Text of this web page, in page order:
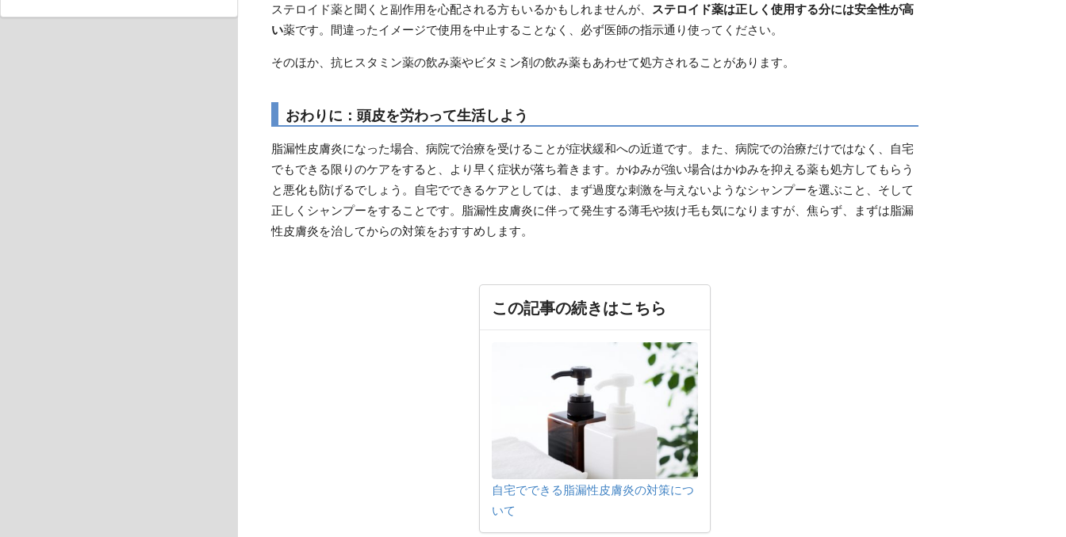
ステロイド薬と聞くと副作用を心配される方もいるかもしれませんが、
ステロイド薬は正しく使用する分には安全性が高
い薬です。間違ったイメージで使用を中止することなく、必ず医師の指示通り使ってください。
そのほか、抗ヒスタミン薬の飲み薬やビタミン剤の飲み薬もあわせて処方されることがあります。
おわりに：頭皮を労わって生活しよう
脂漏性皮膚炎になった場合、病院で治療を受けることが症状緩和への近道です。また、病院での治療だけではなく、自宅
でもできる限りのケアをすると、より早く症状が落ち着きます。かゆみが強い場合はかゆみを抑える薬も処方してもらう
と悪化も防げるでしょう。自宅でできるケアとしては、まず過度な刺激を与えないようなシャンプーを選ぶこと、そして
正しくシャンプーをすることです。脂漏性皮膚炎に伴って発生する薄毛や抜け毛も気になりますが、焦らず、まずは脂漏
性皮膚炎を治してからの対策をおすすめします。
この記事の続きはこちら
自宅でできる脂漏性皮膚炎の対策につ
いて